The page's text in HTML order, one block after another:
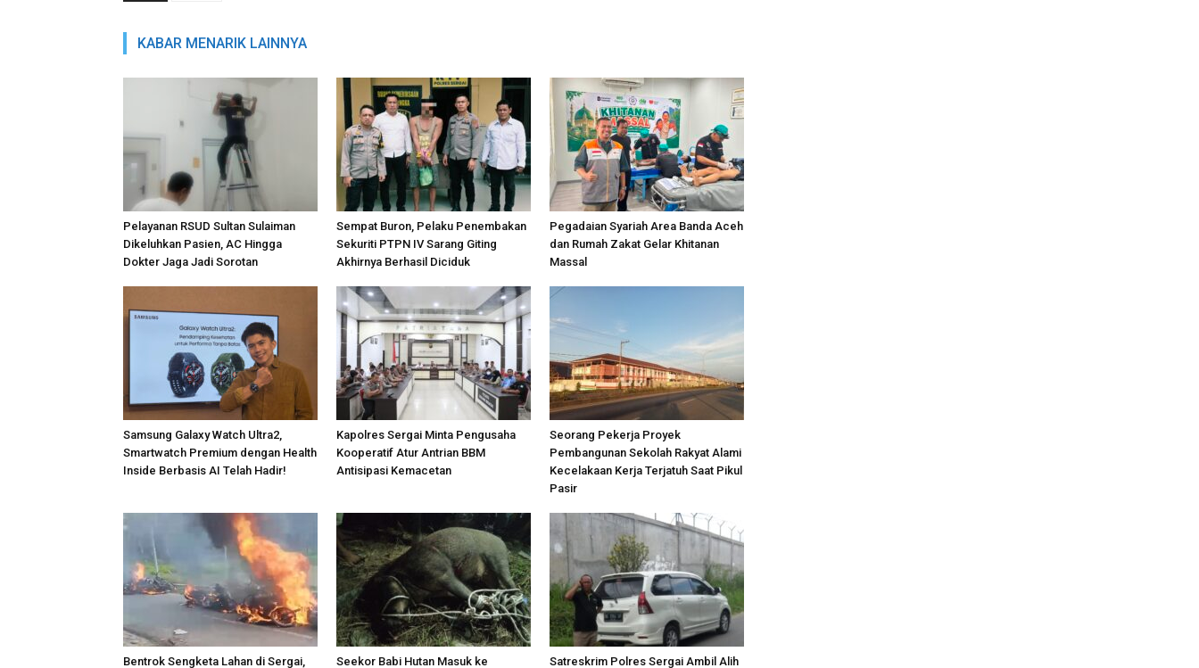
KABAR MENARIK LAINNYA
Pelayanan RSUD Sultan Sulaiman
Dikeluhkan Pasien, AC Hingga
Dokter Jaga Jadi Sorotan
Sempat Buron, Pelaku Penembakan
Sekuriti PTPN IV Sarang Giting
Akhirnya Berhasil Diciduk
Pegadaian Syariah Area Banda Aceh
dan Rumah Zakat Gelar Khitanan
Massal
Samsung Galaxy Watch Ultra2,
Smartwatch Premium dengan Health
Inside Berbasis AI Telah Hadir!
Kapolres Sergai Minta Pengusaha
Kooperatif Atur Antrian BBM
Antisipasi Kemacetan
Seorang Pekerja Proyek
Pembangunan Sekolah Rakyat Alami
Kecelakaan Kerja Terjatuh Saat Pikul
Pasir
Bentrok Sengketa Lahan di Sergai, Seekor Babi Hutan Masuk ke Satreskrim Polres Sergai Ambil Alih